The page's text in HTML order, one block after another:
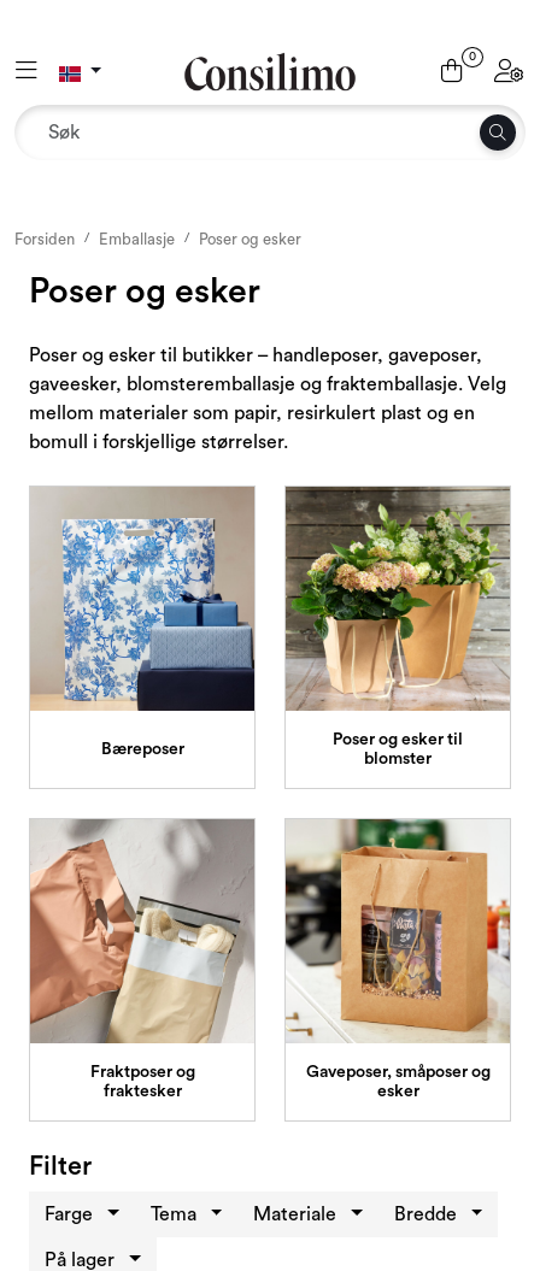
Toggle navigation
0
Forsiden Emballasje Poser og esker
Poser og esker
Poser og esker til butikker – handleposer, gaveposer,
gaveesker, blomsteremballasje og fraktemballasje. Velg
mellom materialer som papir, resirkulert plast og en
bomull i forskjellige størrelser.
Bæreposer
Poser og esker til
blomster
Fraktposer og
fraktesker
Gaveposer, småposer og
esker
Filter
Farge Tema Materiale Bredde
På lager
Utemiljø
Emballasje
Dekor og binderi
Rekvisita
Kampanjer og Outlet